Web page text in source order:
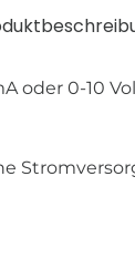
oder 0-10